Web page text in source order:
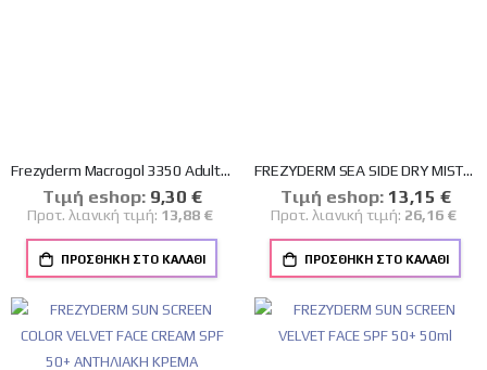
Frezyderm Macrogol 3350 Adults Συμπλήρωμα σε Σκόνη για Δυσκοιλιότητα 20 φακελάκια
Tιμή eshop: Ειδική
Τιμή
9,30 €
Προτ. λιανική τιμή: 13,88 €
ΠΡΟΣΘΉΚΗ ΣΤΟ ΚΑΛΆΘΙ
FREZYDERM SEA SIDE DRY MIST SPF50+ ΑΝΤΗΛΙΑΚΟ SPRAY ΣΩΜΑΤΟΣ 300ml
Tιμή eshop: Ειδική
Τιμή
13,15 €
Προτ. λιανική τιμή: 26,16 €
ΠΡΟΣΘΉΚΗ ΣΤΟ ΚΑΛΆΘΙ